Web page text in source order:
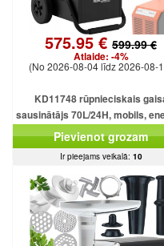
575.95 € 599.99 €
Atlaide: -4%
(No 2026-08-04 līdz 2026-08-
KD11748 rūpnieciskais
sausinātājs 70L/24H, mobils,
taupošs, 920W, 5.5L
Pievienot grozam
Ir pieejams veikalā: 10